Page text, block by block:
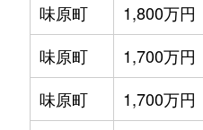
味原町
1,800万円
味原町
1,700万円
味原町
1,700万円